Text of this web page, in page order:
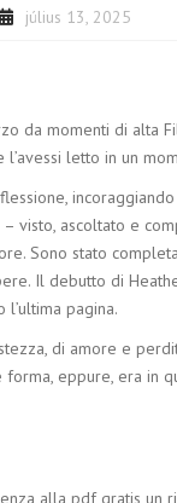
július 13, 2025
da momenti di alta
letto in un
ascoltato e
Sono stato
Il debutto di
pagina.
di amore e
eppure, era in
alla pdf gratis